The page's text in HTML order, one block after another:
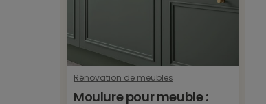
Rénovation de meubles
Moulure pour meuble :